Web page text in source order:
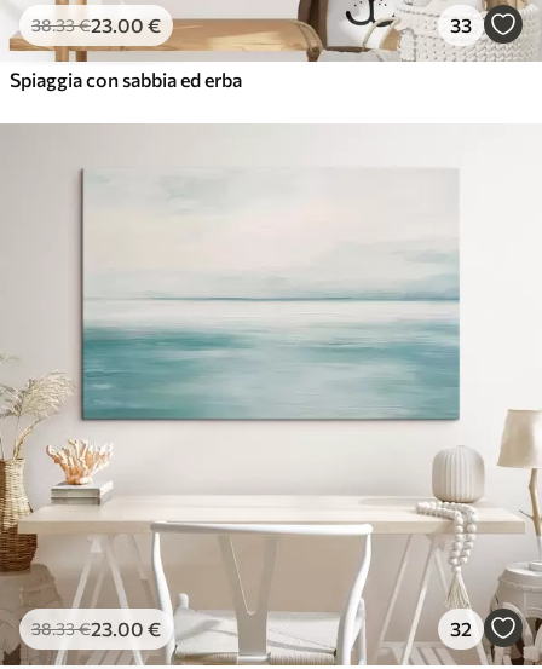
38.33€23.00 € 33
Spiaggia con sabbia ed erba
38.33€23 .00 € 32